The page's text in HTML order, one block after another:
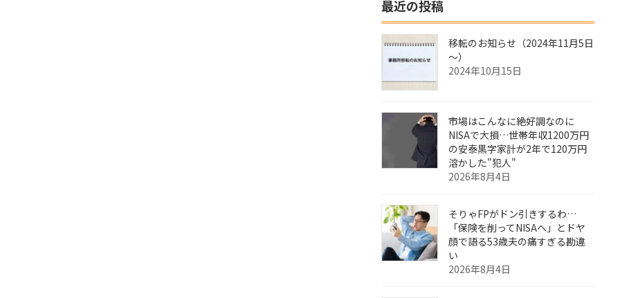
最近の投稿
移転のお知らせ（2024年11月5日
～）
2024年10月15日
市場はこんなに絶好調なのに
NISAで大損…世帯年収1200万円
の安泰黒字家計が2年で120万円
溶かした"犯人"
2026年8月4日
そりゃFPがドン引きするわ…
「保険を削ってNISAへ」とドヤ
顔で語る53歳夫の痛すぎる勘違
い
2026年8月4日